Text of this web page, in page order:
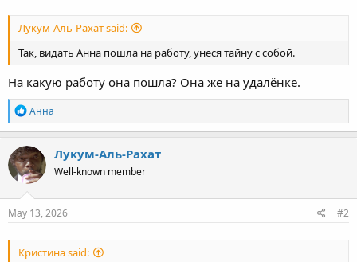
t
e
Лукум-Аль-Рахат said:
Так, видать Анна пошла на работу, унеся тайну с собой.
На какую работу она пошла? Она же на удалёнке.
R
e
a
c
t
i
o
n
s
Анна
Лукум-Аль-Рахат
Well-known member
May 13, 2026 #2
Кристина said: